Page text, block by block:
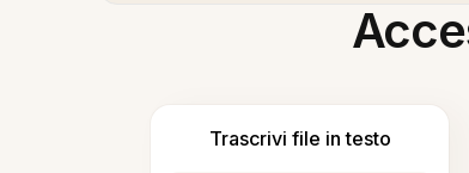
Trascrivi file in testo